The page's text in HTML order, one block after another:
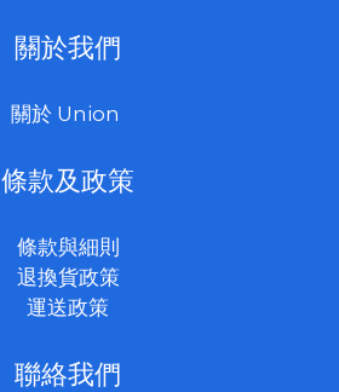
關於我們
關於 Union
條款及政策
條款與細則
退換貨政策
運送政策
聯絡我們